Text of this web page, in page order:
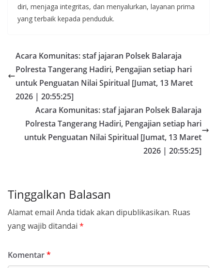
diri, menjaga integritas, dan menyalurkan, layanan prima
yang terbaik kepada penduduk.
Acara Komunitas: staf jajaran Polsek Balaraja
Polresta Tangerang Hadiri, Pengajian setiap hari
untuk Penguatan Nilai Spiritual [Jumat, 13 Maret
2026 | 20:55:25]
Acara Komunitas: staf jajaran Polsek Balaraja
Polresta Tangerang Hadiri, Pengajian setiap hari
untuk Penguatan Nilai Spiritual [Jumat, 13 Maret
2026 | 20:55:25]
Tinggalkan Balasan
Alamat email Anda tidak akan dipublikasikan. Ruas
yang wajib ditandai *
Komentar*